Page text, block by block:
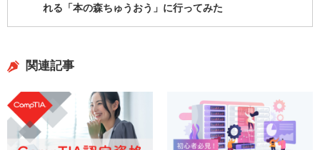
れる「本の森ちゅうおう」に行ってみた
関連記事